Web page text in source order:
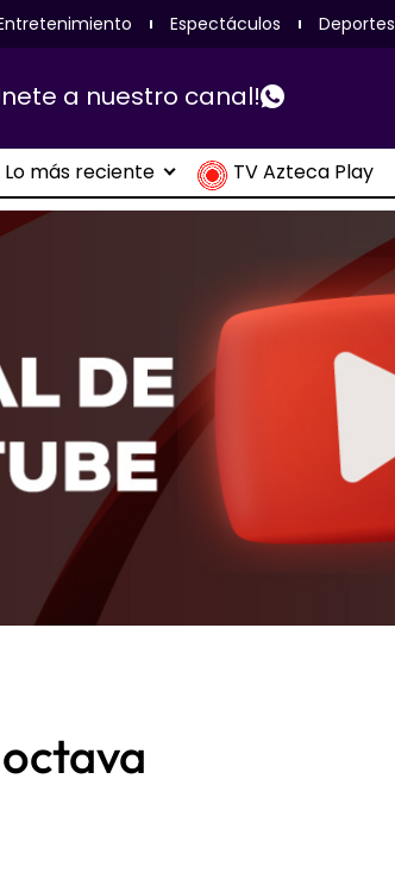
Espectáculos Deportes
a nuestro canal!
Lo más reciente TV Azteca Play